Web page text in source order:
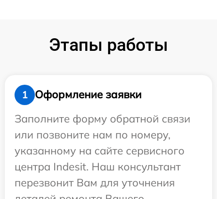
Этапы работы
1
Оформление заявки
Заполните форму обратной связи
или позвоните нам по номеру,
указанному на сайте сервисного
центра Indesit. Наш консультант
перезвонит Вам для уточнения